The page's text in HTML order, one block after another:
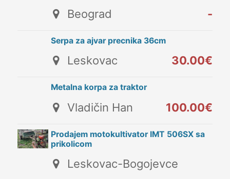
Beograd -
Serpa za ajvar precnika 36cm
Leskovac 30.00€
Metalna korpa za traktor
Vladičin Han 100.00€
Prodajem motokultivator IMT 506SX sa
prikolicom
Leskovac-Bogojevce